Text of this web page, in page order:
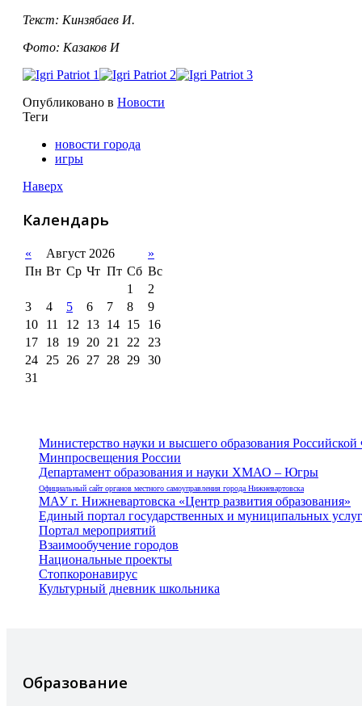
Текст: Кинзябаев И.
Фото: Казаков И
Опубликовано в Новости
Теги
новости города
игры
Наверх
Календарь
« Август 2026
»
Пн Вт Ср Чт Пт Сб Вс
1
2
3
4 5 6 7 8
9
10
11 12 13 14 15
16
17
18 19 20 21 22
23
24
25 26 27 28 29 30
31
Министерство науки и высшего образования
Минпросвещения России
Департамент образования и науки ХМАО – Югры
Официальный сайт органов местного самоуправления города Нижневартовска
МАУ г. Нижневартовска «Центр развития образования»
Единый портал государственных и муниципальных услуг
Портал мероприятий
Взаимообучение городов
Национальные проекты
Стопкоронавирус
Культурный дневник школьника
Образование